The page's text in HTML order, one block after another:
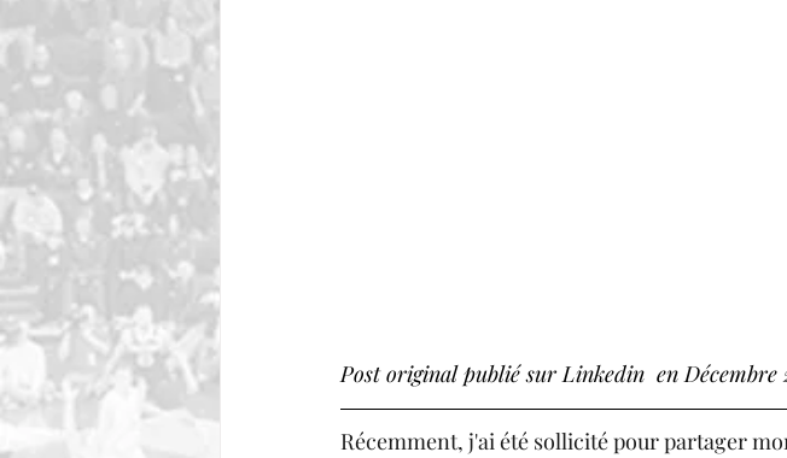
Post original publié sur Linkedin  en Décembre
Récemment, j'ai été sollicité pour partager